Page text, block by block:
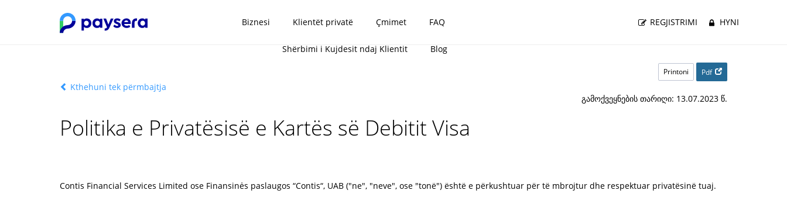
Biznesi Klientët privatë Çmimet FAQ
Shërbimi i Kujdesit ndaj Klientit Blog
REGJISTRIMI HYNI
Printoni Pdf
Kthehuni tek përmbajtja
გამოქვეყნების თარიღი: 13.07.2023 წ.
Politika e Privatësisë e Kartës së Debitit Visa
Contis Financial Services Limited ose Finansinės paslaugos “Contis“, UAB ("ne", "neve", ose "tonë") është e përkushtuar për të mbrojtur dhe respektuar privatësinë tuaj.